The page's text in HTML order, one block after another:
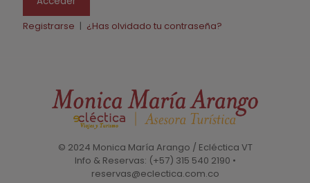
Registrarse | ¿Has olvidado tu contraseña?
© 2024 Monica María Arango / Ecléctica VT
Info & Reservas: (+57) 315 540 2190 •
reservas@eclectica.com.co